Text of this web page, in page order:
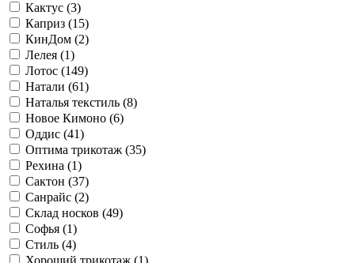
Кактус (3)
Каприз (15)
КинДом (2)
Лелея (1)
Лотос (149)
Натали (61)
Наталья текстиль (8)
Новое Кимоно (6)
Оддис (41)
Оптима трикотаж (35)
Рехина (1)
Сактон (37)
Санрайс (2)
Склад носков (49)
Софья (1)
Стиль (4)